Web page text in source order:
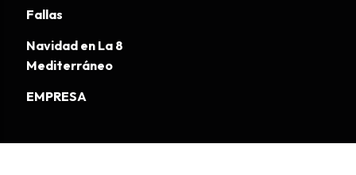
Fallas
Navidad en La 8
Mediterráneo
EMPRESA